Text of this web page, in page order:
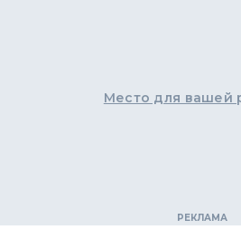
Место для вашей